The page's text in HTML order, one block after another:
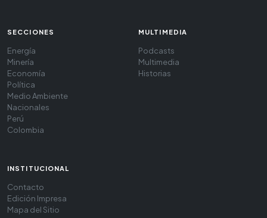
SECCIONES
Energía
Minería
Economía
Política
Medio Ambiente
Nacionales
Perú
Colombia
MULTIMEDIA
Podcasts
Multimedia
Historias
INSTITUCIONAL
Contacto
Edición Impresa
Mapa del Sitio